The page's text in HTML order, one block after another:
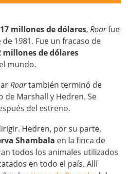
17 millones de dólares, Roarfue
1981. Fue un fracaso de
millones de dólares
mundo.
Roartambién terminó de
Marshall y Hedren. Se
del estreno.
Hedren, por su parte,
Shambala en la finca de
todos los animales utilizados
en todo el país. Allí